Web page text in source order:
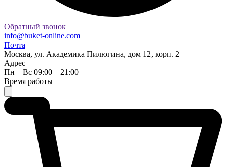
Обратный звонок
info@buket-online.com
Почта
Москва, ул. Академика Пилюгина, дом 12, корп. 2
Адрес
Пн—Вс 09:00 – 21:00
Время работы